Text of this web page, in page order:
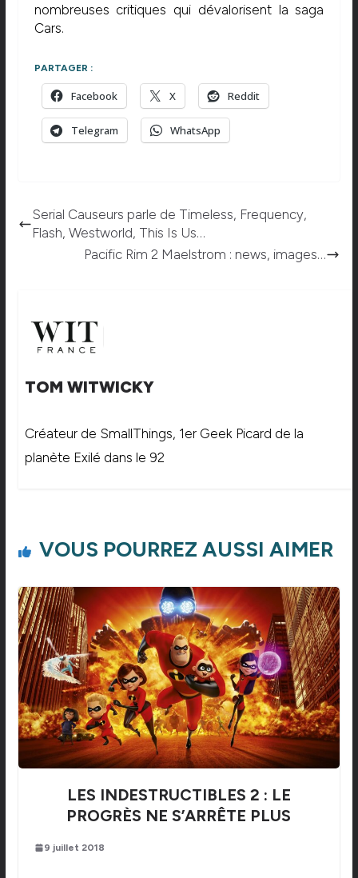
nombreuses critiques qui dévalorisent la saga
Cars.
PARTAGER :
Facebook X Reddit
Telegram WhatsApp
Serial Causeurs parle de Timeless, Frequency,
Flash, Westworld, This Is Us…
Pacific Rim 2 Maelstrom : news, images…
TOM WITWICKY
Créateur de SmallThings, 1er Geek Picard de la
planète Exilé dans le 92
VOUS POURREZ AUSSI AIMER
LES INDESTRUCTIBLES 2 : LE
PROGRÈS NE S’ARRÊTE PLUS
9 juillet 2018